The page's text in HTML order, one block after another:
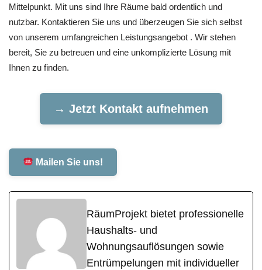
Mittelpunkt. Mit uns sind Ihre Räume bald ordentlich und
nutzbar. Kontaktieren Sie uns und überzeugen Sie sich selbst
von unserem umfangreichen Leistungsangebot . Wir stehen
bereit, Sie zu betreuen und eine unkomplizierte Lösung mit
Ihnen zu finden.
→ Jetzt Kontakt aufnehmen
Mailen Sie uns!
RäumProjekt bietet professionelle
Haushalts- und
Wohnungsauflösungen sowie
Entrümpelungen mit individueller